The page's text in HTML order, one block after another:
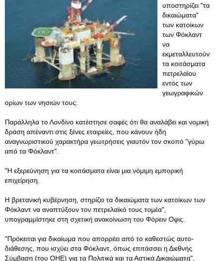
υποστηρίζει "τα
δικαιώματα"
των κατοίκων
των Φόκλαντ
να
εκμεταλλευτούν
τα κοιτάσματα
πετρελαίου
εντός των
γεωγραφικών
ορίων των νησιών τους.
Παράλληλα το Λονδίνο κατέστησε σαφές ότι θα αναλάβει και νομική
δράση απέναντι στις ξένες εταιρείες, που κάνουν ήδη
αναγνωριστικού χαρακτήρα γεωτρήσεις γιαυτόν τον σκοπό "γύρω
από τα Φόκλαντ".
"Η εξερεύνηση για τα κοιτάσματα είναι μια νόμιμη εμπορική
επιχείρηση.
Η βρετανική κυβέρνηση, στηρίζει τα δικαιώματα των κατοίκων των
Φόκλαντ να αναπτύξουν τον πετρελαϊκό τους τομέα",
υπογραμμίστηκε στη σχετική ανακοίνωση του Φόρειν Οφις.
"Πρόκειται για δικαίωμα που απορρέει από το καθεστώς αυτο-
διάθεσης, που ισχύει στα Φόκλαντ, όπως επιτάσσει η Διεθνής
Σύμβαση (του ΟΗΕ) για τα Πολιτικά και τα Αστικά Δικαιώματα",